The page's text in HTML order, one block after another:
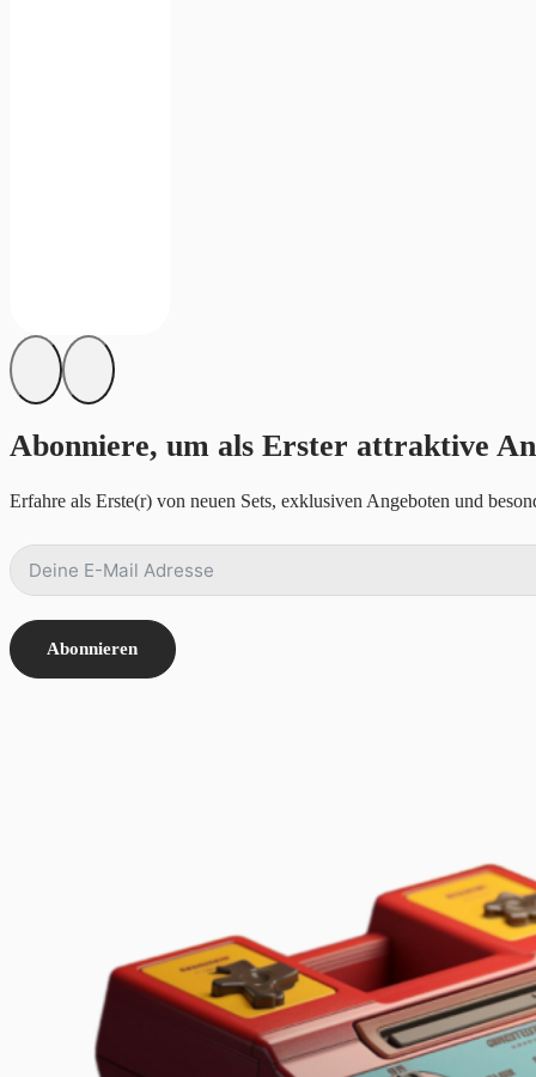
Abonniere, um als Erster attraktive
Erfahre als Erste(r) von neuen Sets, exklusiven Angeboten und
Abonnieren